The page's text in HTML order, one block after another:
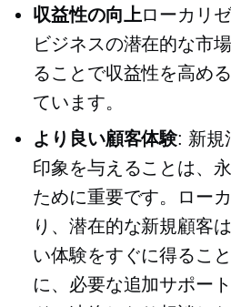
収益性の向上ローカリ
ビジネスの潜在的な市
ることで収益性を高め
ています。
より良い顧客体験: 新規
印象を与えることは、
ために重要です。ロー
り、潜在的な新規顧客
い体験をすぐに得るこ
に、必要な追加サポー